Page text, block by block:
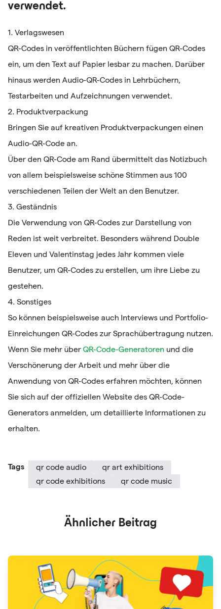
verwendet.
1. Verlagswesen
QR-Codes in veröffentlichten Büchern fügen QR-Codes
ein, um den Text auf Papier lesbar zu machen. Darüber
hinaus werden Audio-QR-Codes in Lehrbüchern,
Testarbeiten und Aufzeichnungen verwendet.
2. Produktverpackung
Bringen Sie auf kreativen Produktverpackungen einen
Audio-QR-Code an.
Über den QR-Code am Rand übermittelt das Notizbuch
von allem beispielsweise schöne Stimmen aus 100
verschiedenen Teilen der Welt an den Benutzer.
3. Geständnis
Die Verwendung von QR-Codes zur Darstellung von
Reden ist weit verbreitet. Besonders während Double
Eleven und Valentinstag jedes Jahr kommen viele
Benutzer, um QR-Codes zu erstellen, um ihre Liebe zu
gestehen.
4. Sonstiges
So können beispielsweise auch Interviews und Portfolio-
Einreichungen QR-Codes zur Sprachübertragung nutzen.
Wenn Sie mehr über QR-Code-Generatoren und die
Verschönerung der Arbeit und mehr über die
Anwendung von QR-Codes erfahren möchten, können
Sie sich auf der offiziellen Website des QR-Code-
Generators anmelden, um detaillierte Informationen zu
erhalten.
Tags qr code audio
qr art exhibitions
qr code exhibitions
qr code music
Ähnlicher Beitrag